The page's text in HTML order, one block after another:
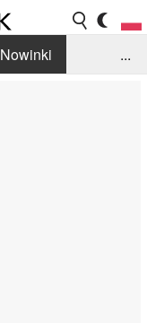
Nowinki
...